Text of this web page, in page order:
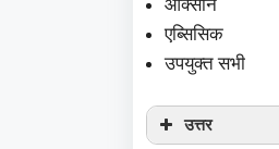
एब्सिसिक
उपयुक्त सभी
उत्तर